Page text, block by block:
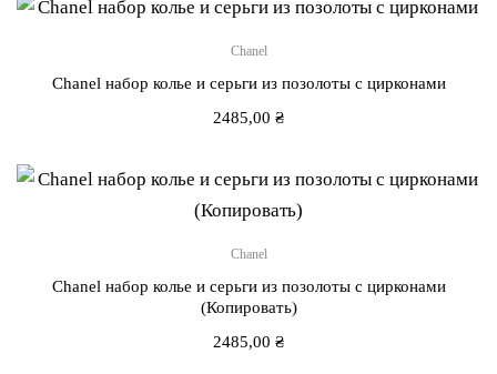
Chanel
Chanel набор колье и серьги из позолоты с цирконами
2485,00 ₴
Chanel
Chanel набор колье и серьги из позолоты с цирконами
(Копировать)
2485,00 ₴